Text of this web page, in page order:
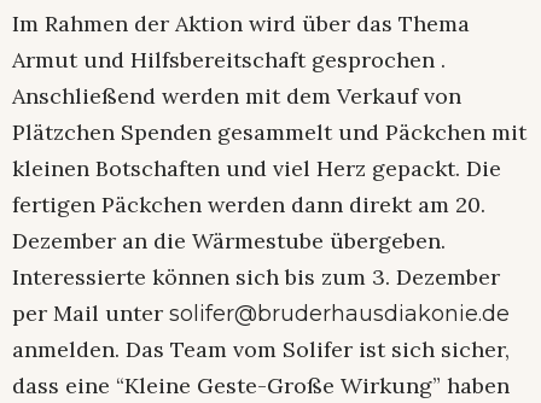
Im Rahmen der Aktion wird über das Thema
Armut und Hilfsbereitschaft gesprochen .
Anschließend werden mit dem Verkauf von
Plätzchen Spenden gesammelt und Päckchen mit
kleinen Botschaften und viel Herz gepackt. Die
fertigen Päckchen werden dann direkt am 20.
Dezember an die Wärmestube übergeben.
Interessierte können sich bis zum 3. Dezember
per Mail unter solifer@bruderhausdiakonie.de
anmelden. Das Team vom Solifer ist sich sicher,
dass eine “Kleine Geste-Große Wirkung” haben